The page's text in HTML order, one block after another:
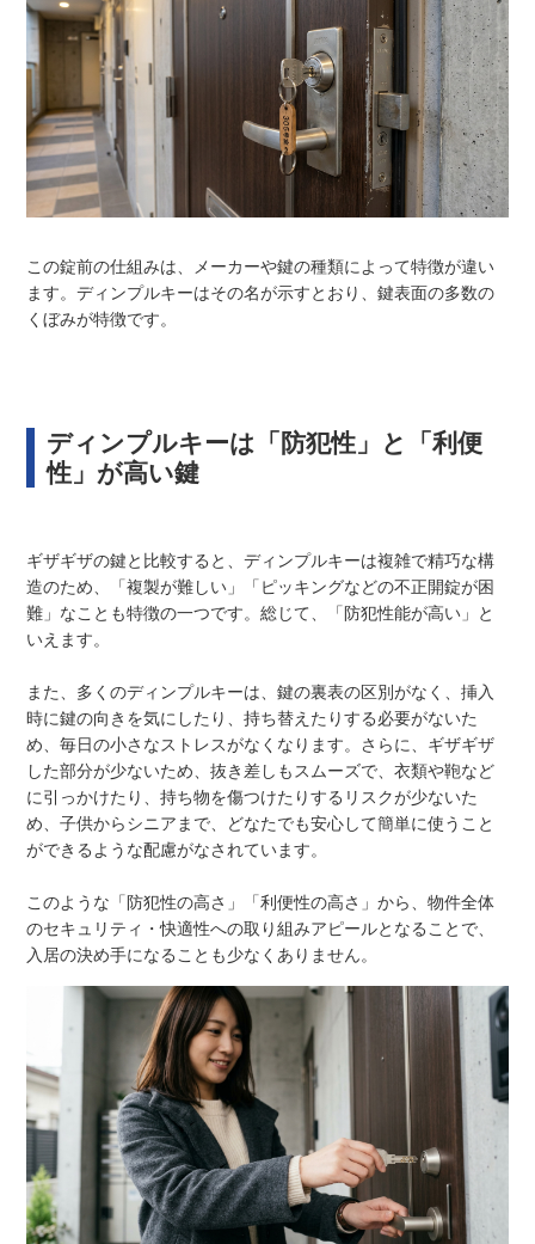
この錠前の仕組みは、メーカーや鍵の種類によって特徴が違い
ます。ディンプルキーはその名が示すとおり、鍵表面の多数の
くぼみが特徴です。
ディンプルキーは「防犯性」と「利便
性」が高い鍵
ギザギザの鍵と比較すると、ディンプルキーは複雑で精巧な構
造のため、「複製が難しい」「ピッキングなどの不正開錠が困
難」なことも特徴の一つです。総じて、「防犯性能が高い」と
いえます。
また、多くのディンプルキーは、鍵の裏表の区別がなく、挿入
時に鍵の向きを気にしたり、持ち替えたりする必要がないた
め、毎日の小さなストレスがなくなります。さらに、ギザギザ
した部分が少ないため、抜き差しもスムーズで、衣類や鞄など
に引っかけたり、持ち物を傷つけたりするリスクが少ないた
め、子供からシニアまで、どなたでも安心して簡単に使うこと
ができるような配慮がなされています。
このような「防犯性の高さ」「利便性の高さ」から、物件全体
のセキュリティ・快適性への取り組みアピールとなることで、
入居の決め手になることも少なくありません。